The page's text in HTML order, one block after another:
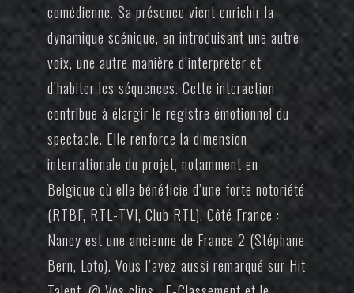
comédienne. Sa présence vient enrichir la
dynamique scénique, en introduisant une autre
voix, une autre manière d’interpréter et
d’habiter les séquences. Cette interaction
contribue à élargir le registre émotionnel du
spectacle. Elle renforce la dimension
internationale du projet, notamment en
Belgique où elle bénéficie d’une forte notoriété
(RTBF, RTL-TVI, Club RTL). Côté France :
Nancy est une ancienne de France 2 (Stéphane
Bern, Loto). Vous l’avez aussi remarqué sur Hit